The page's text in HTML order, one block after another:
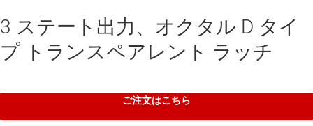
3 ステート出力、オクタル D タイ
プ トランスペアレント ラッチ
ご注文はこちら